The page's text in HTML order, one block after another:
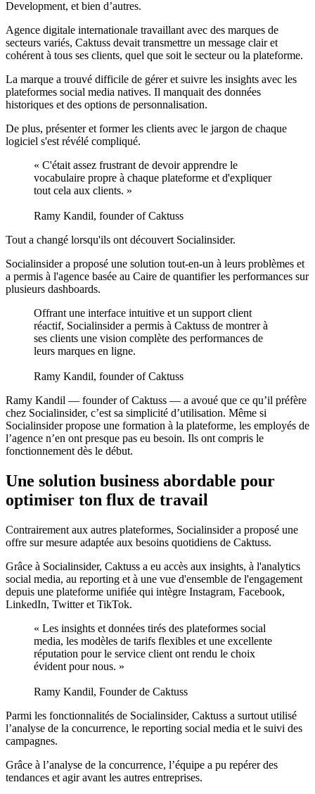
Development, et bien d’autres.
Agence digitale internationale travaillant avec des marques de
secteurs variés, Caktuss devait transmettre un message clair et
cohérent à tous ses clients, quel que soit le secteur ou la plateforme.
La marque a trouvé difficile de gérer et suivre les insights avec les
plateformes social media natives. Il manquait des données
historiques et des options de personnalisation.
De plus, présenter et former les clients avec le jargon de chaque
logiciel s'est révélé compliqué.
« C'était assez frustrant de devoir apprendre le
vocabulaire propre à chaque plateforme et d'expliquer
tout cela aux clients. »
Ramy Kandil, founder of Caktuss
Tout a changé lorsqu'ils ont découvert Socialinsider.
Socialinsider a proposé une solution tout-en-un à leurs problèmes et
a permis à l'agence basée au Caire de quantifier les performances sur
plusieurs dashboards.
Offrant une interface intuitive et un support client
réactif, Socialinsider a permis à Caktuss de montrer à
ses clients une vision complète des performances de
leurs marques en ligne.
Ramy Kandil, founder of Caktuss
Ramy Kandil — founder of Caktuss — a avoué que ce qu’il préfère
chez Socialinsider, c’est sa simplicité d’utilisation. Même si
Socialinsider propose une formation à la plateforme, les employés de
l’agence n’en ont presque pas eu besoin. Ils ont compris le
fonctionnement dès le début.
Une solution business abordable pour
optimiser ton flux de travail
Contrairement aux autres plateformes, Socialinsider a proposé une
offre sur mesure adaptée aux besoins quotidiens de Caktuss.
Grâce à Socialinsider, Caktuss a eu accès aux insights, à l'analytics
social media, au reporting et à une vue d'ensemble de l'engagement
depuis une plateforme unifiée qui intègre Instagram, Facebook,
LinkedIn, Twitter et TikTok.
« Les insights et données tirés des plateformes social
media, les modèles de tarifs flexibles et une excellente
réputation pour le service client ont rendu le choix
évident pour nous. »
Ramy Kandil, Founder de Caktuss
Parmi les fonctionnalités de Socialinsider, Caktuss a surtout utilisé
l’analyse de la concurrence, le reporting social media et le suivi des
campagnes.
Grâce à l’analyse de la concurrence, l’équipe a pu repérer des
tendances et agir avant les autres entreprises.